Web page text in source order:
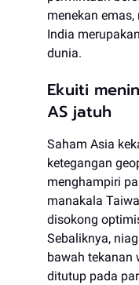
menekan
India
dunia.
Ekuiti
AS jatuh
Saham Asia
ketegangan
menghampiri
manakala
disokong
Sebaliknya,
bawah tekanan
ditutup pada